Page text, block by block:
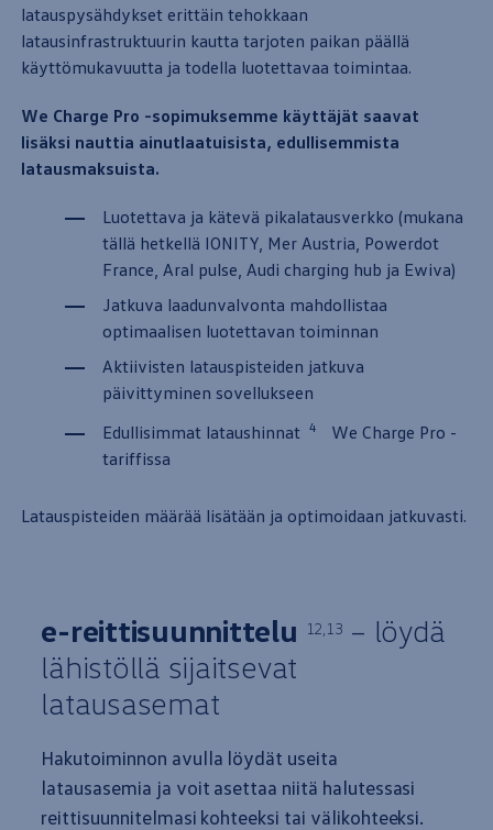
latauspysähdykset erittäin tehokkaan
latausinfrastruktuurin kautta tarjoten paikan päällä
käyttömukavuutta ja todella luotettavaa toimintaa.
We Charge Pro -sopimuksemme käyttäjät saavat
lisäksi nauttia ainutlaatuisista, edullisemmista
latausmaksuista.
Luotettava ja kätevä pikalatausverkko (mukana
tällä hetkellä IONITY, Mer Austria, Powerdot
France, Aral pulse, Audi charging hub ja Ewiva)
Jatkuva laadunvalvonta mahdollistaa
optimaalisen luotettavan toiminnan
Aktiivisten latauspisteiden jatkuva
päivittyminen sovellukseen
Edullisimmat lataushinnat 4
We Charge Pro -
tariffissa
Latauspisteiden määrää lisätään ja optimoidaan jatkuvasti.
e-reittisuunnittelu 12,13 – löydä
lähistöllä sijaitsevat
latausasemat
Hakutoiminnon avulla löydät useita
latausasemia ja voit asettaa niitä halutessasi
reittisuunnitelmasi kohteeksi tai välikohteeksi.